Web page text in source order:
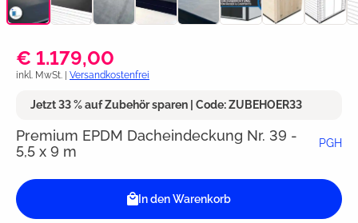
€ 1.179,00
inkl. MwSt. | Versandkostenfrei
Jetzt 33 % auf Zubehör sparen | Code: ZUBEHOER33
Premium EPDM Dacheindeckung Nr. 39 -
5,5 x 9 m
PGH
In den Warenkorb